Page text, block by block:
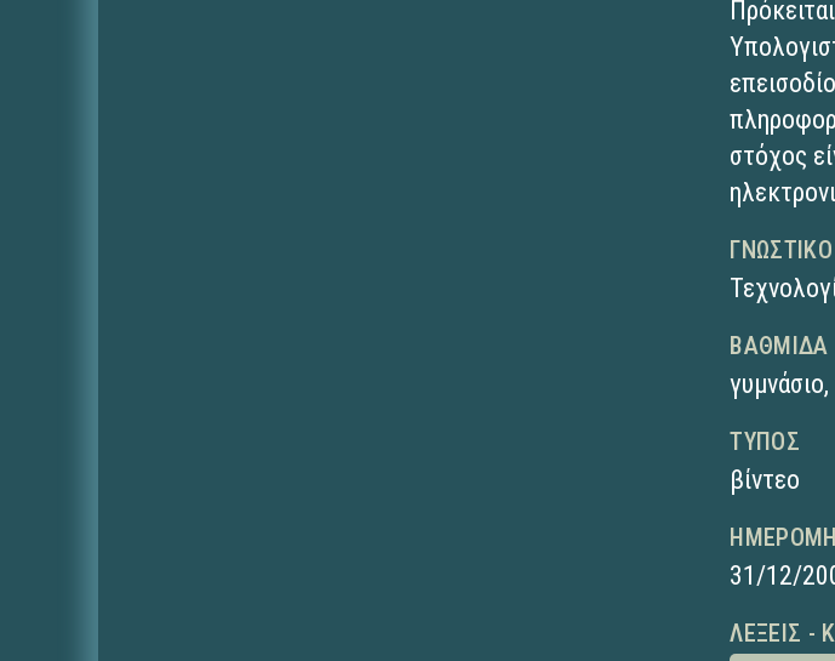
στόχος
ΒΑΘΜΊΔΑ
γυμνάσιο,
ΤΎΠΟΣ
βίντεο
31/12/
ΛΈΞΕΙΣ -